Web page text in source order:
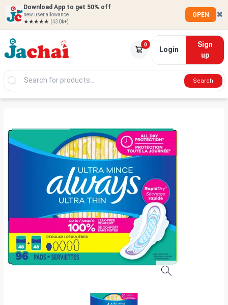
Download App to get 50% off
new user allowance
★★★★★ (430k+)
OPEN ✖
0
Login
Sign
up
Search